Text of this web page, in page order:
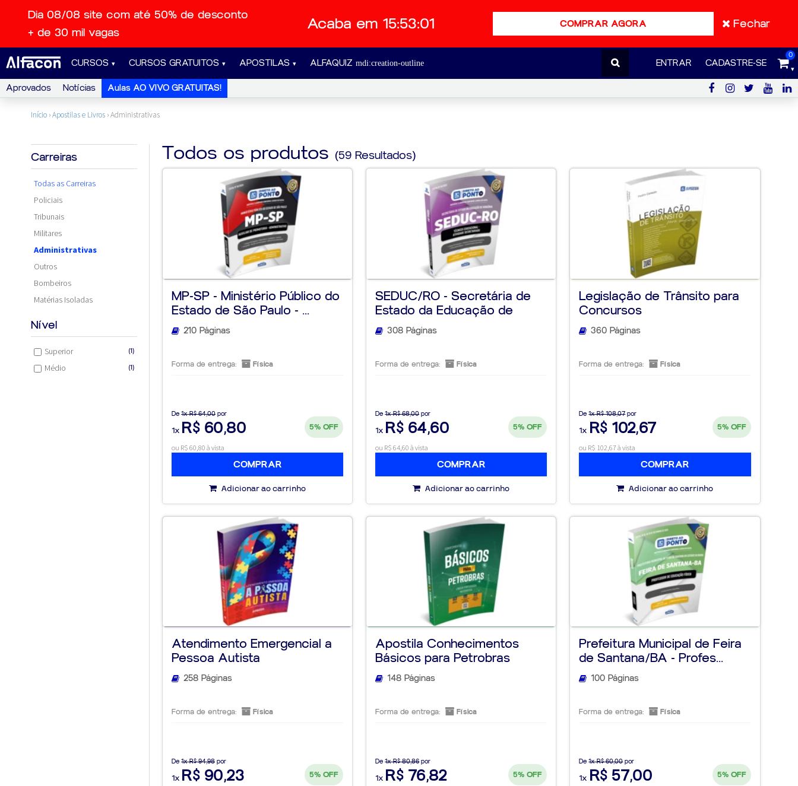
Dia 08/08 site com até 50% de desconto
+ de 30 mil vagas
Acaba em 15:53:00 COMPRAR AGORA Fechar
0
ENTRAR CADASTRE-SE
CURSOS CURSOS GRATUITOS APOSTILAS ALFAQUIZ
Aprovados Notícias Aulas AO VIVO GRATUITAS!
Início ›Apostilas e Livros ›Administrativas
Carreiras
Todas as Carreiras
Policiais
Tribunais
Militares
Administrativas
Outros
Bombeiros
Matérias Isoladas
Nível
Superior (1)
Médio (1)
Todos os produtos (59 Resultados)
MP-SP - Ministério Público do
Estado de São Paulo - ...
210 Páginas
Forma de entrega: Física
De 1x R$ 64,00 por
1x R$ 60,80 5% OFF
ou R$ 60,80 à vista
COMPRAR
Adicionar ao carrinho
SEDUC/RO - Secretária de
Estado da Educação de
Rondô...
308 Páginas
Forma de entrega: Física
De 1x R$ 68,00por
1x R$ 64,60 5% OFF
ou R$ 64,60 à vista
COMPRAR
Adicionar ao carrinho
Legislação de Trânsito para
Concursos
360 Páginas
Forma de entrega: Física
De 1x R$ 108,07por
1x R$ 102,67 5% OFF
ou R$ 102,67 à vista
COMPRAR
Adicionar ao carrinho
Atendimento Emergencial a
Pessoa Autista
258 Páginas
Forma de entrega: Física
De 1x R$ 94,98 por
1x R$ 90,23 5% OFF
Apostila Conhecimentos
Básicos para Petrobras
148 Páginas
Forma de entrega: Física
De 1x R$ 80,86por
1x R$ 76,82 5% OFF
Prefeitura Municipal de Feira
de Santana/BA - Profes...
100 Páginas
Forma de entrega: Física
De 1x R$ 60,00por
1x R$ 57,00 5% OFF